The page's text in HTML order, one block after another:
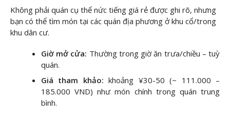
Không phải quán cụ thể nức tiếng giá rẻ được ghi rõ, nhưng
bạn có thể tìm món tại các quán địa phương ở khu cổ/trong
khu dân cư.
Giờ mở cửa: Thường trong giờ ăn trưa/chiều – tuỳ
quán.
Giá tham khảo: khoảng ¥30-50 (~ 111.000 –
185.000 VND) như món chính trong quán trung
bình.